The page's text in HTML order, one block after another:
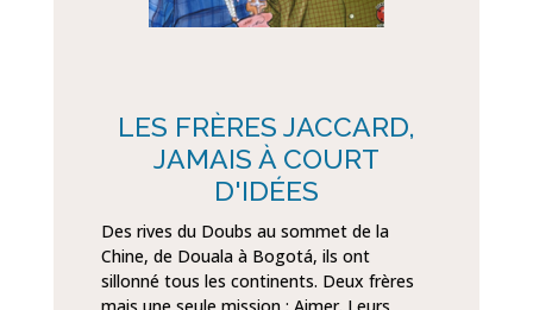
LES FRÈRES JACCARD,
JAMAIS À COURT
D'IDÉES
Des rives du Doubs au sommet de la
Chine, de Douala à Bogotá, ils ont
sillonné tous les continents. Deux frères